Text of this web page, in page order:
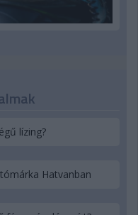
lízing?
Hatvanban